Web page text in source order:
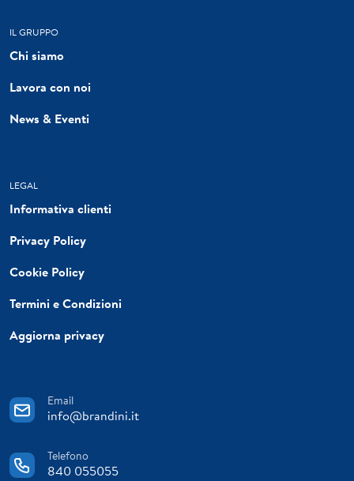
IL GRUPPO
Chi siamo
Lavora con noi
News & Eventi
LEGAL
Informativa clienti
Privacy Policy
Cookie Policy
Termini e Condizioni
Aggiorna privacy
Email
info@brandini.it
Telefono
840 055055